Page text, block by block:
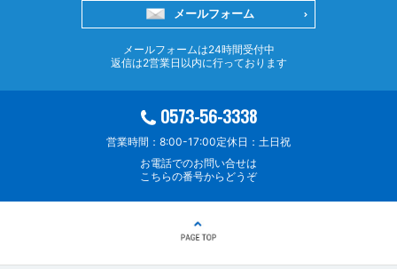
メールフォーム
メールフォームは24時間受付中
返信は2営業日以内に行っております
0573-56-3338
営業時間：8:00-17:00定休日：土日祝
お電話でのお問い合せは
こちらの番号からどうぞ